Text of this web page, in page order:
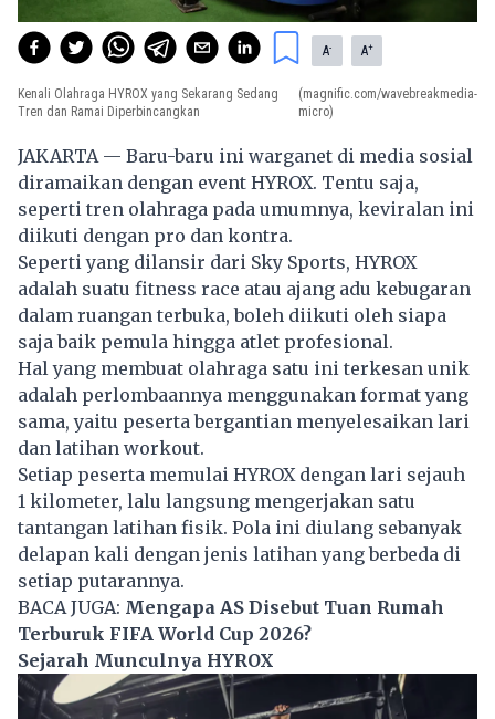
A- A+
Kenali Olahraga HYROX yang Sekarang Sedang
Tren dan Ramai Diperbincangkan
(magnific.com/wavebreakmedia-
micro)
JAKARTA — Baru-baru ini warganet di media sosial
diramaikan dengan event HYROX. Tentu saja,
seperti tren olahraga pada umumnya, keviralan ini
diikuti dengan pro dan kontra.
Seperti yang dilansir dari Sky Sports, HYROX
adalah suatu fitness race atau ajang adu kebugaran
dalam ruangan terbuka, boleh diikuti oleh siapa
saja baik pemula hingga atlet profesional.
Hal yang membuat olahraga satu ini terkesan unik
adalah perlombaannya menggunakan format yang
sama, yaitu peserta bergantian menyelesaikan lari
dan latihan workout.
Setiap peserta memulai HYROX dengan lari sejauh
1 kilometer, lalu langsung mengerjakan satu
tantangan latihan fisik. Pola ini diulang sebanyak
delapan kali dengan jenis latihan yang berbeda di
setiap putarannya.
BACA JUGA: Mengapa AS Disebut Tuan Rumah
Terburuk FIFA World Cup 2026?
Sejarah Munculnya HYROX